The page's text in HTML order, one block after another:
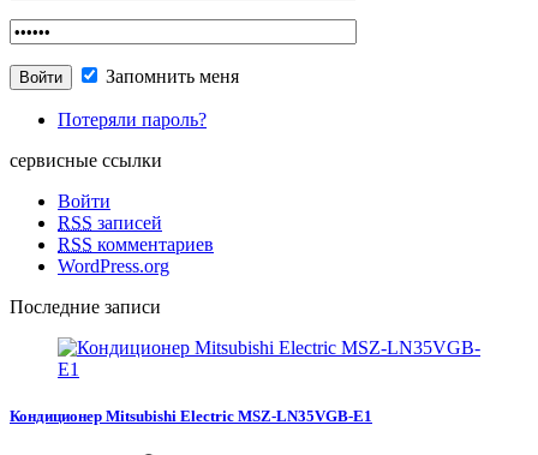
Запомнить меня
Потеряли пароль?
сервисные ссылки
Войти
RSS записей
RSS комментариев
WordPress.org
Последние записи
Кондиционер Mitsubishi Electric MSZ-LN35VGB-E1